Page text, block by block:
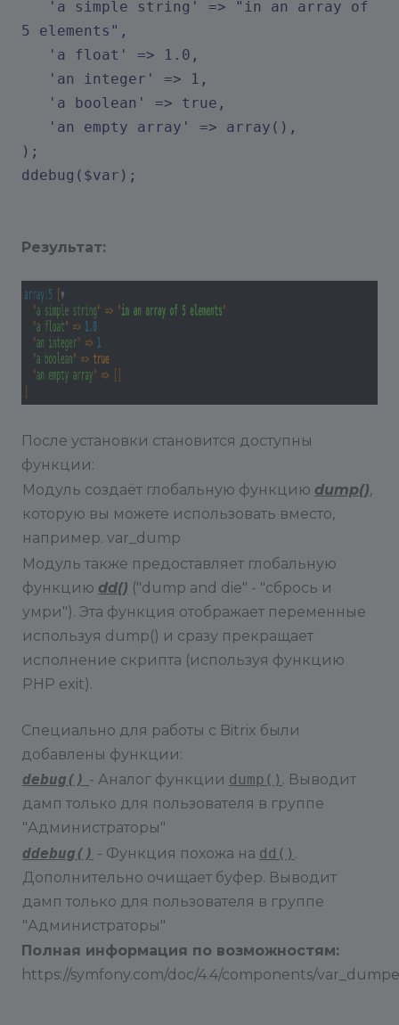
'a simple string' => "in an array of
5 elements",
'a float' => 1.0,
'an integer' => 1,
'a boolean' => true,
'an empty array' => array(),
);
ddebug($var);
Результат:
После установки становится доступны
функции:
Модуль создаёт глобальную функцию dump(),
которую вы можете использовать вместо,
например. var_dump
Модуль также предоставляет глобальную
функцию dd() ("dump and die" - "сбрось и
умри"). Эта функция отображает переменные
используя dump() и сразу прекращает
исполнение скрипта (используя функцию
PHP exit).
Специально для работы с Bitrix были
добавлены функции:
debug() - Аналог функции dump() . Выводит
дамп только для пользователя в группе
"Администраторы"
ddebug() - Функция похожа на dd() .
Дополнительно очищает буфер. Выводит
дамп только для пользователя в группе
"Администраторы"
Полная информация по возможностям:
https://symfony.com/doc/4.4/components/